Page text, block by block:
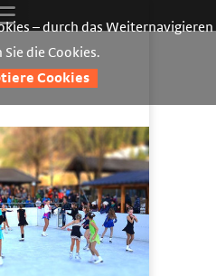
– durch das Weiternavigieren
die Cookies.
Cookies